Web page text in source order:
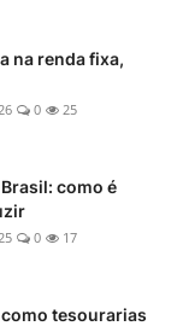
na renda fixa,
0 25
como é
0 17
como tesourarias